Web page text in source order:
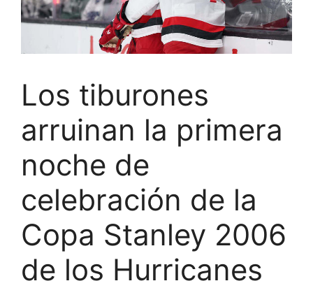
Los tiburones
arruinan la primera
noche de
celebración de la
Copa Stanley 2006
de los Hurricanes